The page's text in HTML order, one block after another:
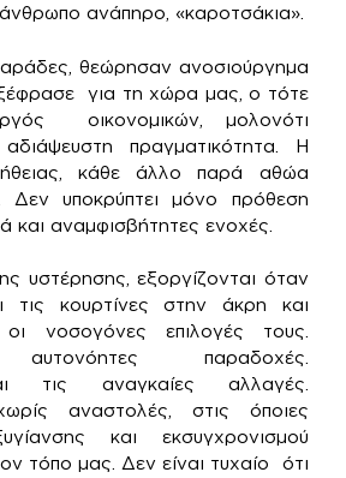
ανάπηρο, «καροτσάκια».
θεώρησαν ανοσιούργημα
για τη χώρα μας, ο τότε
οικονομικών, μολονότι
πραγματικότητα. Η
κάθε άλλο παρά αθώα
Δεν υποκρύπτει μόνο πρόθεση
και αναμφισβήτητες ενοχές.
υστέρησης, εξοργίζονται όταν
τις κουρτίνες στην άκρη και
οι νοσογόνες επιλογές τους.
αυτονόητες παραδοχές.
τις αναγκαίες αλλαγές.
αναστολές, στις όποιες
και εκσυγχρονισμού
τόπο μας. Δεν είναι τυχαίο ότι